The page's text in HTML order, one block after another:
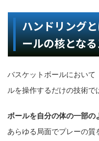
ハンドリング
ールの核とな
バスケットボールにおいて
ルを操作するだけの技術で
ボールを自分の体の一部の
あらゆる局面でプレーの質